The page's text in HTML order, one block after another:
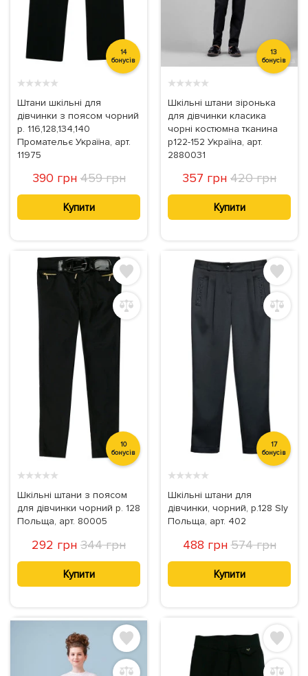
14
бонусів
★★★★★
Штани шкільні для
дівчинки з поясом чорний
р. 116,128,134,140
Промательє Україна, арт.
11975
390 грн459 грн
Купити
13
бонусів
★★★★★
Шкільні штани зіронька
для дівчинки класика
чорні костюмна тканина
р122-152 Україна, арт.
2880031
357 грн 420 грн
Купити
10
бонусів
★★★★★
Шкільні штани з поясом
для дівчинки чорний р. 128
Польща, арт. 80005
292 грн 344 грн
Купити
17
бонусів
★★★★★
Шкільні штани для
дівчинки, чорний, р.128 Sly
Польща, арт. 402
488 грн574 грн
Купити